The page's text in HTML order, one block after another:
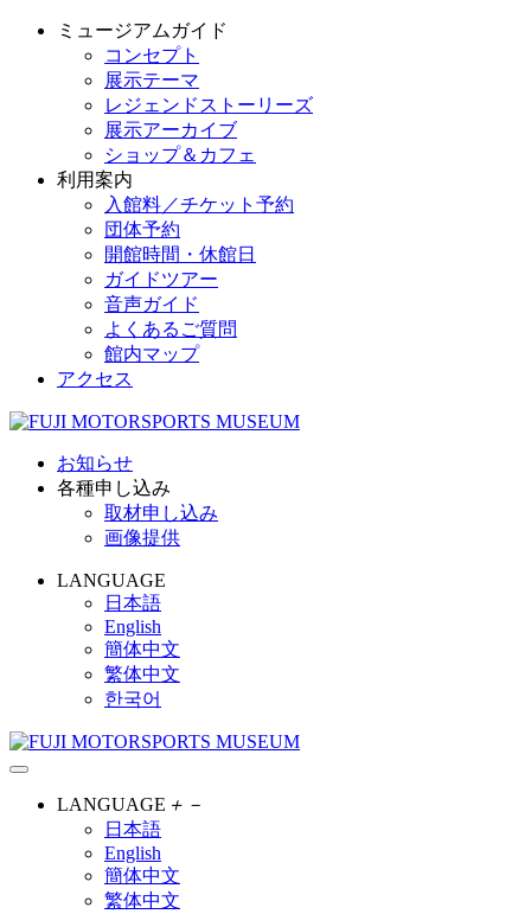
ミュージアムガイド
コンセプト
展示テーマ
レジェンドストーリーズ
展示アーカイブ
ショップ＆カフェ
利用案内
入館料／チケット予約
団体予約
開館時間・休館日
ガイドツアー
音声ガイド
よくあるご質問
館内マップ
アクセス
お知らせ
各種申し込み
取材申し込み
画像提供
LANGUAGE
日本語
English
簡体中文
繁体中文
한국어
LANGUAGE ＋ －
日本語
English
簡体中文
繁体中文